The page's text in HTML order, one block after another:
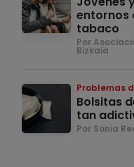
entornos
tabaco
Por
Bizkaia
Problemas
Bolsitas
tan
Por Sonia